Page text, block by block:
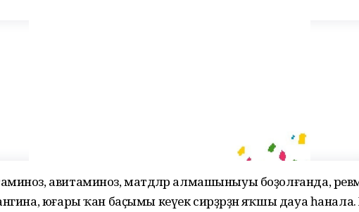
авитаминоз, матдәләр алмашыныуы боҙолғанда,
юғары ҡан баҫымы кеүек сирҙәрҙән яҡшы дауа һанала.